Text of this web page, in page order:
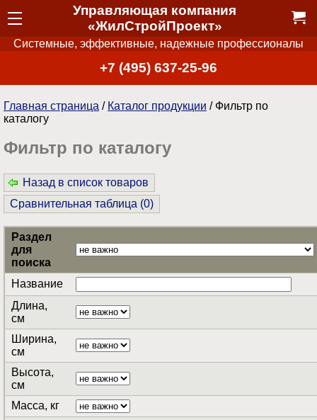
Управляющая компания
«ЖилСтройПроект»
Системные, эффективные, надежные профессионалы
+7 (495) 637-25-96
Главная страница / Каталог продукции / Фильтр по
каталогу
Фильтр по каталогу
Назад в список товаров
Сравнительная таблица (0)
Раздел
для
поиска
Название
Длина,
см
Ширина,
см
Высота,
см
Масса, кг